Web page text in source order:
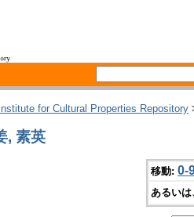
for Cultural Properties Repository
, 素英
移動: 0-
あるい